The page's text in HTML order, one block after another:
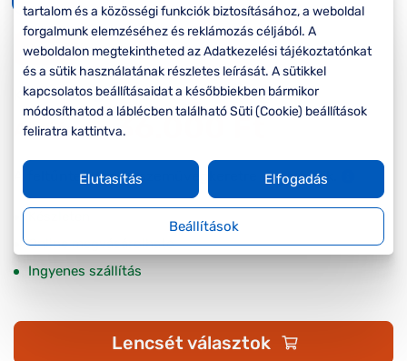
-20%
Korábbi ár: 45.000 Ft
Akciós ár: 36.000 Ft
A feltűntetett ár a szemüvegkeretre vonatkozik.
Online megvásárolható
Ingyenes szállítás
Lencsét választok
tartalom és a közösségi funkciók biztosításához, a weboldal
forgalmunk elemzéséhez és reklámozás céljából. A
weboldalon megtekintheted az Adatkezelési tájékoztatónkat
és a sütik használatának részletes leírását. A sütikkel
kapcsolatos beállításaidat a későbbiekben bármikor
módosíthatod a láblécben található Süti (Cookie) beállítások
feliratra kattintva.
Beállítások
Elutasítás Elfogadás